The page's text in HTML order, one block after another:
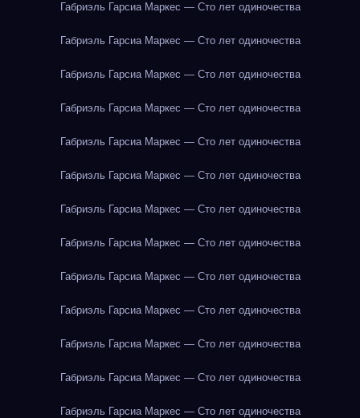
Габриэль Гарсиа Маркес — Сто лет одиночества
Габриэль Гарсиа Маркес — Сто лет одиночества
Габриэль Гарсиа Маркес — Сто лет одиночества
Габриэль Гарсиа Маркес — Сто лет одиночества
Габриэль Гарсиа Маркес — Сто лет одиночества
Габриэль Гарсиа Маркес — Сто лет одиночества
Габриэль Гарсиа Маркес — Сто лет одиночества
Габриэль Гарсиа Маркес — Сто лет одиночества
Габриэль Гарсиа Маркес — Сто лет одиночества
Габриэль Гарсиа Маркес — Сто лет одиночества
Габриэль Гарсиа Маркес — Сто лет одиночества
Габриэль Гарсиа Маркес — Сто лет одиночества
Габриэль Гарсиа Маркес — Сто лет одиночества